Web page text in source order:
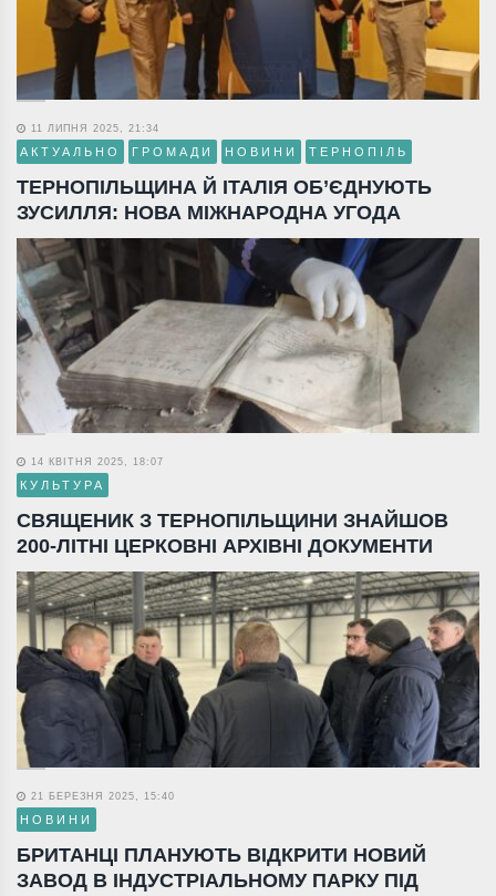
11 ЛИПНЯ 2025, 21:34
АКТУАЛЬНО ГРОМАДИ НОВИНИ ТЕРНОПІЛЬ
ТЕРНОПІЛЬЩИНА Й ІТАЛІЯ ОБ’ЄДНУЮТЬ
ЗУСИЛЛЯ: НОВА МІЖНАРОДНА УГОДА
14 КВІТНЯ 2025, 18:07
КУЛЬТУРА
СВЯЩЕНИК З ТЕРНОПІЛЬЩИНИ ЗНАЙШОВ
200-ЛІТНІ ЦЕРКОВНІ АРХІВНІ ДОКУМЕНТИ
21 БЕРЕЗНЯ 2025, 15:40
НОВИНИ
БРИТАНЦІ ПЛАНУЮТЬ ВІДКРИТИ НОВИЙ
ЗАВОД В ІНДУСТРІАЛЬНОМУ ПАРКУ ПІД